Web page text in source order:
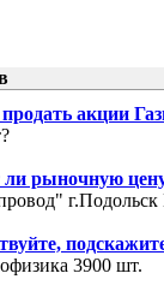
акции
рыночную
3900 шт.